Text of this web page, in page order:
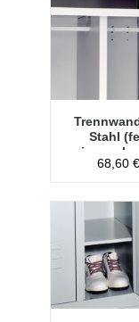
Stahl
68,60